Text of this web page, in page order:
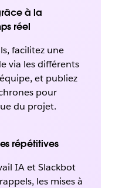
à la
réel
facilitez une
via les différents
et publiez
pour
du projet.
répétitives
IA et Slackbot
les mises à